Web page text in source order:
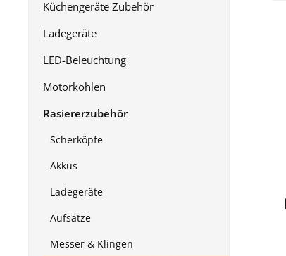
Küchengeräte Zubehör
Ladegeräte
LED-Beleuchtung
Motorkohlen
Rasiererzubehör
Scherköpfe
Akkus
Ladegeräte
Aufsätze
Messer & Klingen